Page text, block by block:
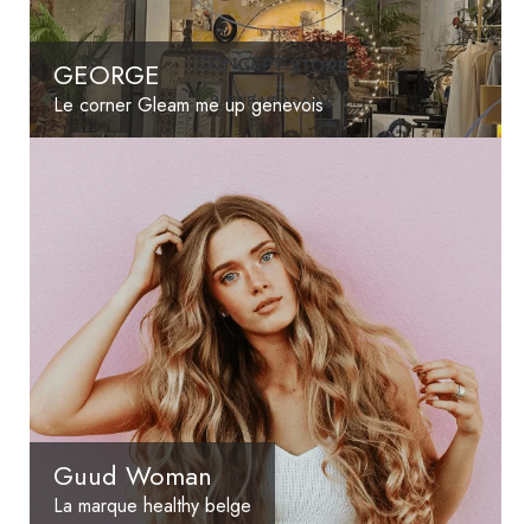
GEORGE
Le corner Gleam me up genevois
Guud Woman
La marque healthy belge